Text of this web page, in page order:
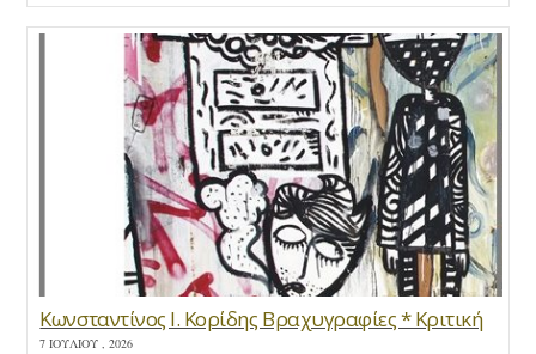
Κωνσταντίνος Ι. Κορίδης Βραχυγραφίες * Κριτική
7 ΙΟΥΛΊΟΥ , 2026